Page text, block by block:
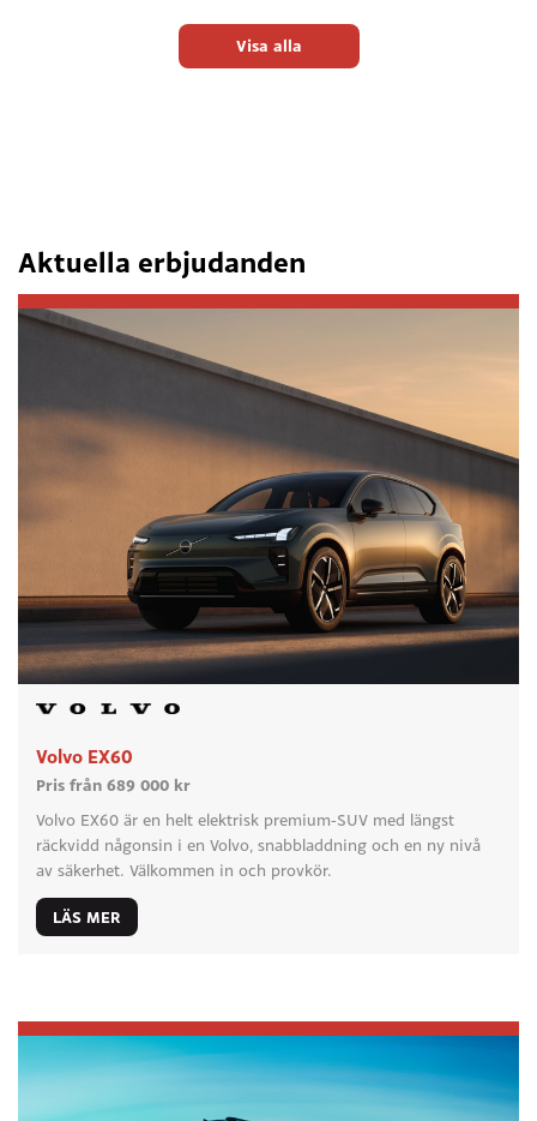
Visa alla
Aktuella erbjudanden
Volvo EX60
Pris från 689 000 kr
Volvo EX60 är en helt elektrisk premium-SUV med längst
räckvidd någonsin i en Volvo, snabbladdning och en ny nivå
av säkerhet. Välkommen in och provkör.
LÄS MER